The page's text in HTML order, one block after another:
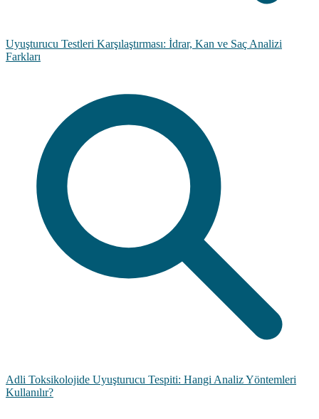
Uyuşturucu Testleri Karşılaştırması: İdrar, Kan ve Saç Analizi
Farkları
Adli Toksikolojide Uyuşturucu Tespiti: Hangi Analiz Yöntemleri
Kullanılır?